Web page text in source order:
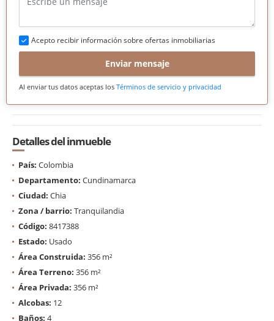
Acepto recibir información sobre ofertas inmobiliarias
Enviar mensaje
Al enviar tus datos aceptas los Términos de servicio y privacidad
Detalles del inmueble
País: Colombia
Departamento: Cundinamarca
Ciudad: Chia
Zona / barrio: Tranquilandia
Código: 8417388
Estado: Usado
Área Construida: 356 m²
Área Terreno: 356 m²
Área Privada: 356 m²
Alcobas: 12
Baños: 4